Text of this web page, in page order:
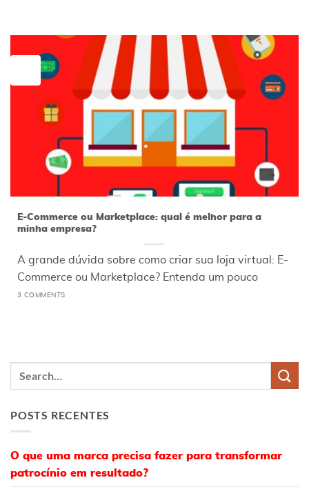
E-Commerce ou Marketplace: qual é melhor para a
minha empresa?
A grande dúvida sobre como criar sua loja virtual: E-
Commerce ou Marketplace? Entenda um pouco
3 COMMENTS
POSTS RECENTES
O que uma marca precisa fazer para transformar
patrocínio em resultado?